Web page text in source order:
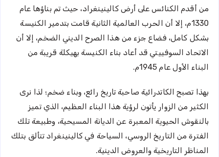
من أقدم الكنائس على أرض كالينينغراد، حيث تم بناؤها عام
1330م، إلا أن الحرب العالمية الثانية قامت بتدمير الكنيسة
بشكل كامل، فضاع جزء من هذا الصرح الديني الضخم، إلا أن
الاتحاد السوفييتي قد أعاد بناء الكنيسة بهيكلة قريبة من
البناء الأول عام 1945م.
بهذا تصبح الكاتدرائية صاحبة تاريخ رائع، وبناء ضخم؛ لذا نرى
الكثير من الزوار يأتون لرؤية هذا البناء العظيم، الذي تميز
بالنقوش الحيوية المعبرة عن الديانة المسيحية، وطبيعة تلك
الفترة من التاريخ الروسي، السياحة في كالينينغراد تتألق بتلك
المناظر التاريخية والعروض الدينية.